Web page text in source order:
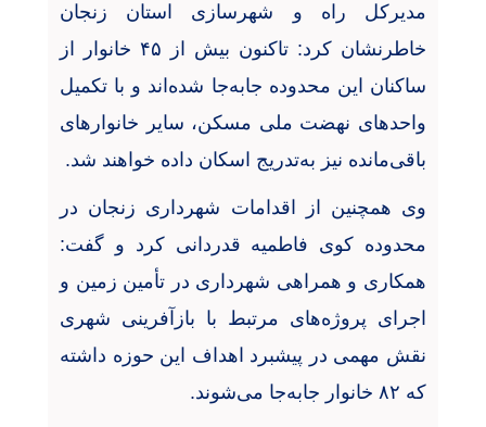
مدیرکل راه و شهرسازی استان زنجان
خاطرنشان کرد: تاکنون بیش از ۴۵ خانوار از
ساکنان این محدوده جابه‌جا شده‌اند و با تکمیل
واحدهای نهضت ملی مسکن، سایر خانوارهای
باقی‌مانده نیز به‌تدریج اسکان داده خواهند شد.
وی همچنین از اقدامات شهرداری زنجان در
محدوده کوی فاطمیه قدردانی کرد و گفت:
همکاری و همراهی شهرداری در تأمین زمین و
اجرای پروژه‌های مرتبط با بازآفرینی شهری
نقش مهمی در پیشبرد اهداف این حوزه داشته
که ۸۲ خانوار جابه‌جا می‌شوند.